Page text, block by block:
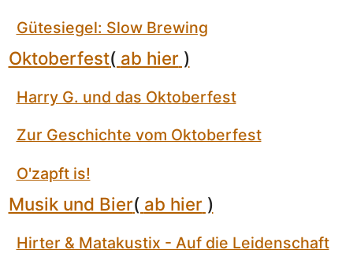
Gütesiegel: Slow Brewing
Oktoberfest( ab hier)
Harry G. und das Oktoberfest
Zur Geschichte vom Oktoberfest
O'zapft is!
Musik und Bier( ab hier)
Hirter & Matakustix - Auf die Leidenschaft